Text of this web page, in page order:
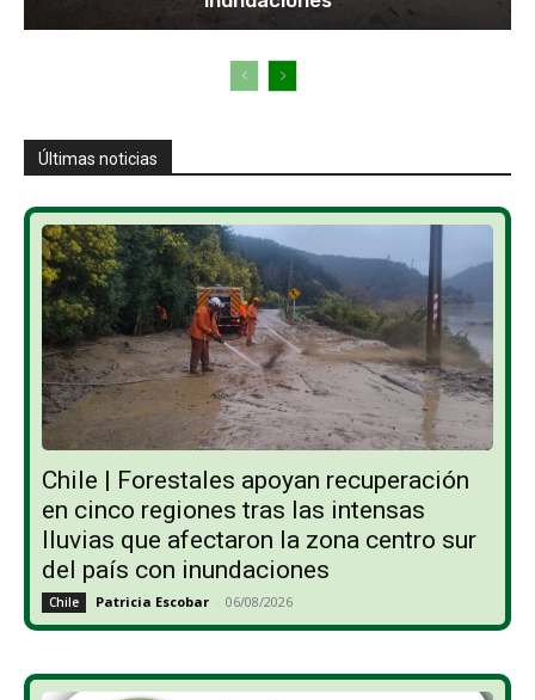
Últimas noticias
Chile | Forestales apoyan recuperación
en cinco regiones tras las intensas
lluvias que afectaron la zona centro sur
del país con inundaciones
Chile Patricia Escobar - 06/08/2026